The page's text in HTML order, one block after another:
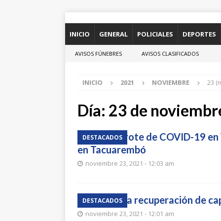
INICIO GENERAL POLICIALES DEPORTES
AVISOS FÚNEBRES AVISOS CLASIFICADOS
INICIO 2021 NOVIEMBRE 23
Día: 23 de
DESTACADOS
Nuevo brote de COVID-19
en Tacuarembó
noviembre 23, 2021 - 12:03 am
DESTACADOS
Comienza recuperación de
noviembre 23, 2021 - 12:01 am